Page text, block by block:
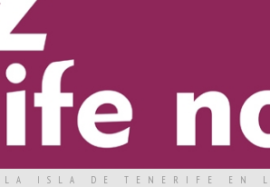
ISLA DE TENERIFE EN